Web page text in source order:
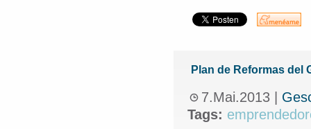
Plan de Reformas del
7.Mai.2013
Tags: